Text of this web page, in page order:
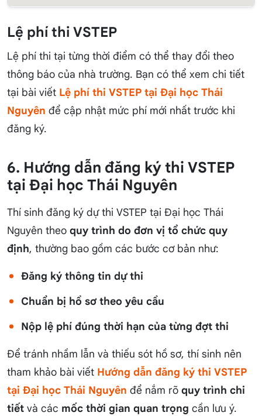
Lệ phí thi VSTEP
Lệ phí thi tại từng thời điểm có thể thay đổi theo
thông báo của nhà trường. Bạn có thể xem chi tiết
tại bài viết Lệ phí thi VSTEP tại Đại học Thái
Nguyên để cập nhật mức phí mới nhất trước khi
đăng ký.
6. Hướng dẫn đăng ký thi VSTEP
tại Đại học Thái Nguyên
Thí sinh đăng ký dự thi VSTEP tại Đại học Thái
Nguyên theo quy trình do đơn vị tổ chức quy
định, thường bao gồm các bước cơ bản như:
Đăng ký thông tin dự thi
Chuẩn bị hồ sơ theo yêu cầu
Nộp lệ phí đúng thời hạn của từng đợt thi
Để tránh nhầm lẫn và thiếu sót hồ sơ, thí sinh nên
tham khảo bài viết Hướng dẫn đăng ký thi VSTEP
tại Đại học Thái Nguyên để nắm rõ quy trình chi
tiết và các mốc thời gian quan trọng cần lưu ý.